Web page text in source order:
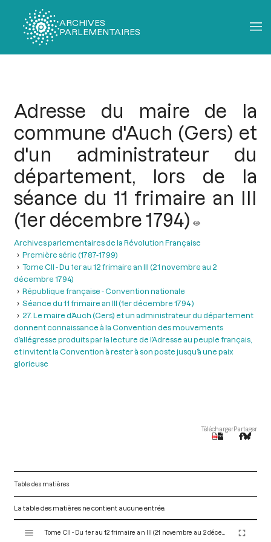
ARCHIVES
PARLEMENTAIRES
Adresse du maire de la
commune d'Auch (Gers) et
d'un administrateur du
département, lors de la
séance du 11 frimaire an III
(1er décembre 1794)
Archives parlementaires de la Révolution Française
Première série (1787-1799)
Tome CII - Du 1er au 12 frimaire an III (21 novembre au 2
décembre 1794)
République française - Convention nationale
Séance du 11 frimaire an III (1er décembre 1794 )
27. Le maire d’Auch (Gers) et un administrateur du département
donnent connaissance à la Convention des mouvements
d’allégresse produits par la lecture de l’Adresse au peuple français,
et invitent la Convention à rester à son poste jusqu’à une paix
glorieuse
TéléchargerPartager
Table des matières
La table des matières ne contient aucune entrée.